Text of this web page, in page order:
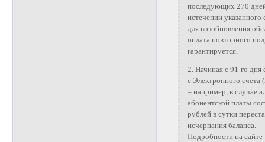
последующих 270 дней
истечении указанного
для возобновления
оплата повторного
гарантируется.
2. Начиная с 91-го дня
с Электронного счета
– например, в случае
абонентской платы
рублей в сутки
исчерпания баланса.
Подробности на